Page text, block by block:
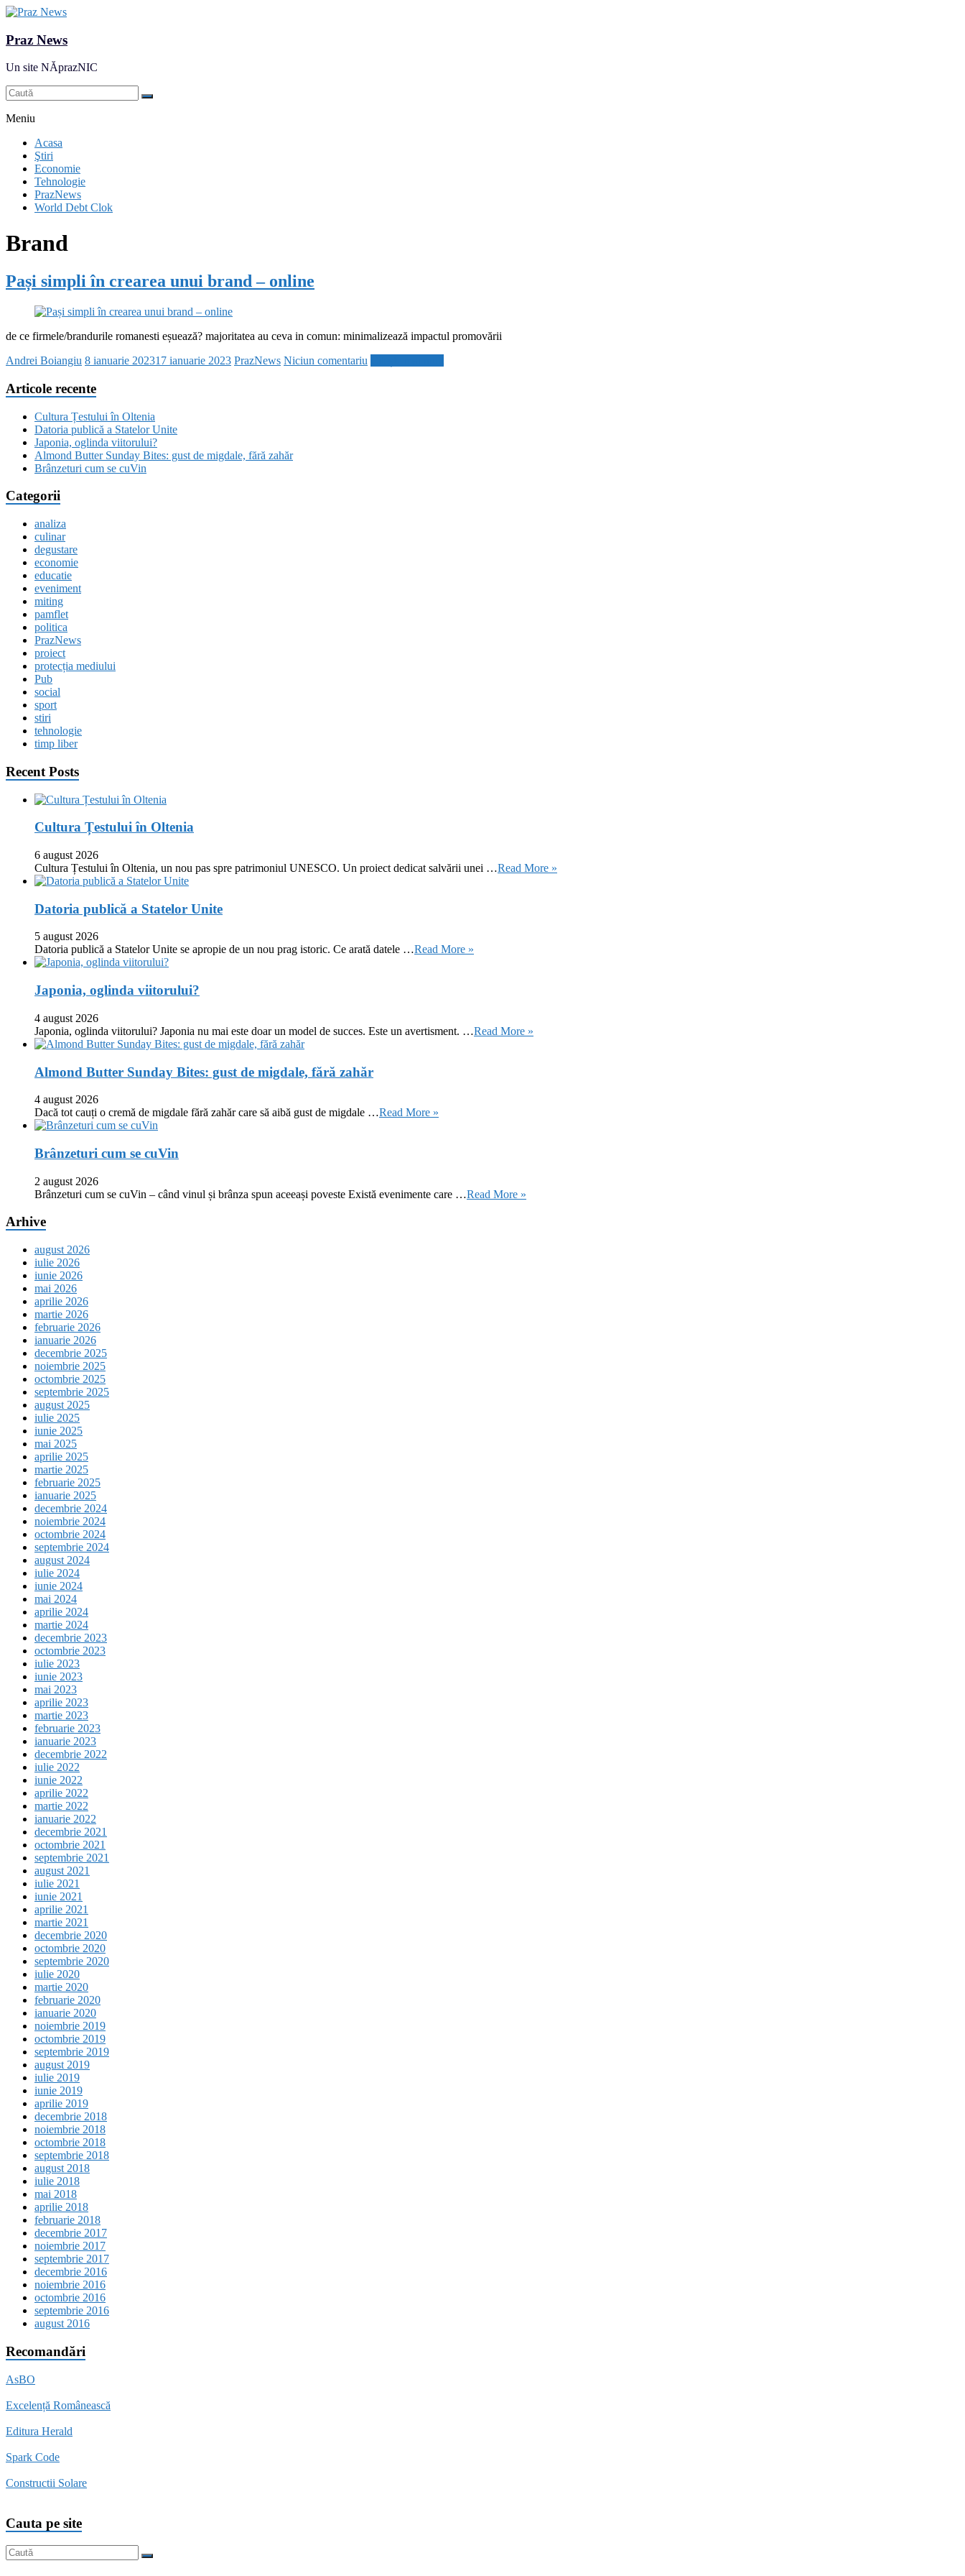
Praz News
Un site NĂprazNIC
Meniu
Acasa
Ştiri
Economie
Tehnologie
PrazNews
World Debt Clok
Brand
Pași simpli în crearea unui brand – online
de ce firmele/brandurile romanesti eșuează? majoritatea au ceva in comun: minimalizează impactul promovării
Andrei Boiangiu 8 ianuarie 202317 ianuarie 2023 PrazNews Niciun comentariu
Articole recente
Cultura Țestului în Oltenia
Datoria publică a Statelor Unite
Japonia, oglinda viitorului?
Almond Butter Sunday Bites: gust de migdale, fără zahăr
Brânzeturi cum se cuVin
Categorii
analiza
culinar
degustare
economie
educatie
eveniment
miting
pamflet
politica
PrazNews
proiect
protecția mediului
Pub
social
sport
stiri
tehnologie
timp liber
Recent Posts
Cultura Țestului în Oltenia
6 august 2026
Cultura Țestului în Oltenia, un nou pas spre patrimoniul UNESCO. Un proiect dedicat salvării unei …Read More »
Datoria publică a Statelor Unite
5 august 2026
Datoria publică a Statelor Unite se apropie de un nou prag istoric. Ce arată datele …Read More »
Japonia, oglinda viitorului?
4 august 2026
Japonia, oglinda viitorului? Japonia nu mai este doar un model de succes. Este un avertisment. …Read More »
Almond Butter Sunday Bites: gust de migdale, fără zahăr
4 august 2026
Dacă tot cauți o cremă de migdale fără zahăr care să aibă gust de migdale …Read More »
Brânzeturi cum se cuVin
2 august 2026
Brânzeturi cum se cuVin – când vinul și brânza spun aceeași poveste Există evenimente care …Read More »
Arhive
august 2026
iulie 2026
iunie 2026
mai 2026
aprilie 2026
martie 2026
februarie 2026
ianuarie 2026
decembrie 2025
noiembrie 2025
octombrie 2025
septembrie 2025
august 2025
iulie 2025
iunie 2025
mai 2025
aprilie 2025
martie 2025
februarie 2025
ianuarie 2025
decembrie 2024
noiembrie 2024
octombrie 2024
septembrie 2024
august 2024
iulie 2024
iunie 2024
mai 2024
aprilie 2024
martie 2024
decembrie 2023
octombrie 2023
iulie 2023
iunie 2023
mai 2023
aprilie 2023
martie 2023
februarie 2023
ianuarie 2023
decembrie 2022
iulie 2022
iunie 2022
aprilie 2022
martie 2022
ianuarie 2022
decembrie 2021
octombrie 2021
septembrie 2021
august 2021
iulie 2021
iunie 2021
aprilie 2021
martie 2021
decembrie 2020
octombrie 2020
septembrie 2020
iulie 2020
martie 2020
februarie 2020
ianuarie 2020
noiembrie 2019
octombrie 2019
septembrie 2019
august 2019
iulie 2019
iunie 2019
aprilie 2019
decembrie 2018
noiembrie 2018
octombrie 2018
septembrie 2018
august 2018
iulie 2018
mai 2018
aprilie 2018
februarie 2018
decembrie 2017
noiembrie 2017
septembrie 2017
decembrie 2016
noiembrie 2016
octombrie 2016
septembrie 2016
august 2016
Recomandări
AsBO
Excelență Românească
Editura Herald
Spark Code
Constructii Solare
Cauta pe site